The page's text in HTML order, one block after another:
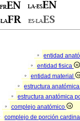
entidad
entidad fisica
entidad material
estructura
estructura anatómica
complejo anatómico
complejo de porción